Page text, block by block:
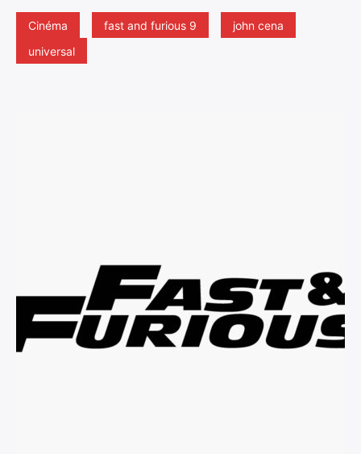
Cinéma fast and furious 9
john cena
universal